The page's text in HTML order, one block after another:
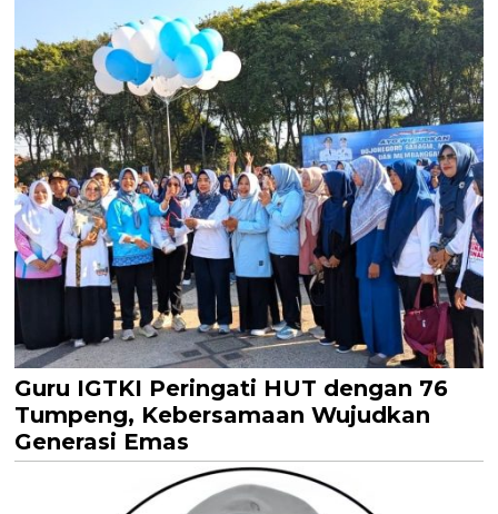
Guru IGTKI Peringati HUT dengan 76
Tumpeng, Kebersamaan Wujudkan
Generasi Emas